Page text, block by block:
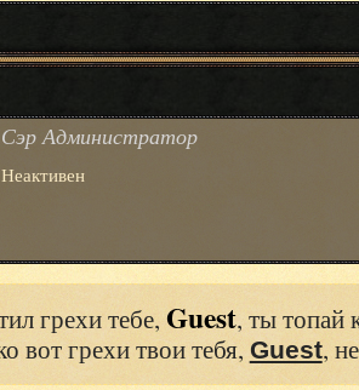
Сэр Администратор
Неактивен
грехи тебе, Guest, ты топай
вот грехи твои тебя, Guest,